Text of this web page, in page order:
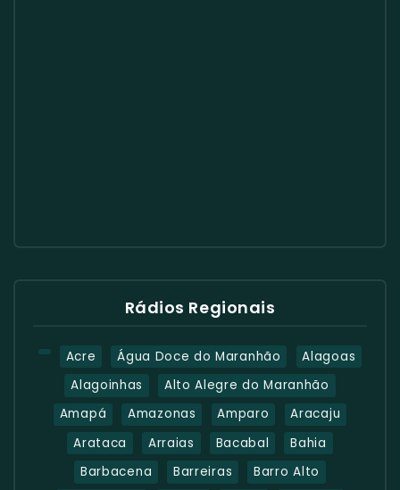
Rádios Regionais
Acre Água Doce do Maranhão
Alagoas
Alagoinhas
Alto Alegre do Maranhão
Amapá
Amazonas Amparo
Aracaju
Arataca
Arraias Bacabal
Bahia
Barbacena
Barreiras
Barro Alto